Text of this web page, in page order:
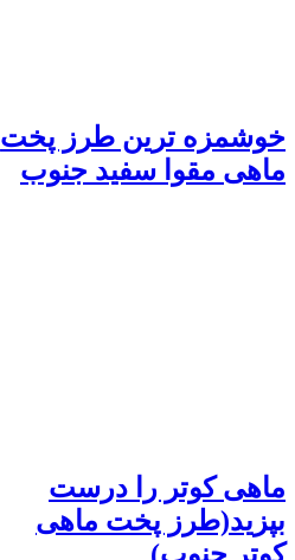
خوشمزه ترین طرز پخت
ماهی مقوا سفید جنوب
ماهی کوتر را درست
بپزید(طرز پخت ماهی